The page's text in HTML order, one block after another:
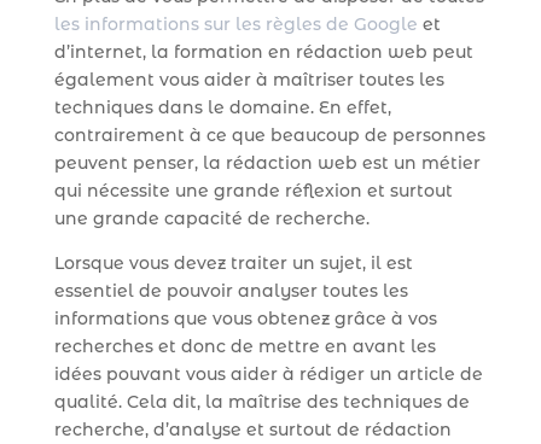
les informations sur les règles de Google et
d’internet, la formation en rédaction web peut
également vous aider à maîtriser toutes les
techniques dans le domaine. En effet,
contrairement à ce que beaucoup de personnes
peuvent penser, la rédaction web est un métier
qui nécessite une grande réflexion et surtout
une grande capacité de recherche.
Lorsque vous devez traiter un sujet, il est
essentiel de pouvoir analyser toutes les
informations que vous obtenez grâce à vos
recherches et donc de mettre en avant les
idées pouvant vous aider à rédiger un article de
qualité. Cela dit, la maîtrise des techniques de
recherche, d’analyse et surtout de rédaction